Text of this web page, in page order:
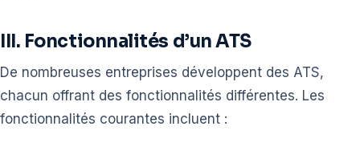
III. Fonctionnalités d’un ATS
De nombreuses entreprises développent des ATS,
chacun offrant des fonctionnalités différentes. Les
fonctionnalités courantes incluent :